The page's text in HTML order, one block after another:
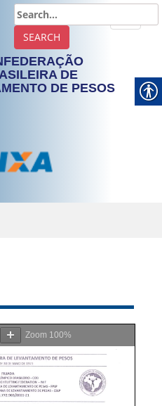
DE
DE PESOS
Zoom 100%